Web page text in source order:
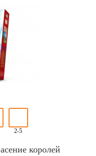
2-5
королей